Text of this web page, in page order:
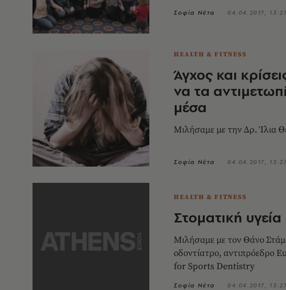
Σοφία Νέτα 04.04.2017, 13:27
HEALTH & FITNESS
Άγχος και
να τα
μέσα
Μιλήσαμε με την Δρ. Ίλια
Σοφία Νέτα 04.04.2017, 13:27
HEALTH & FITNESS
Στοματική
Μιλήσαμε με τον Θάνο
οδοντίατρο, αντιπρόεδρο
for Sports Dentistry
Σοφία Νέτα 04.04.2017, 13:27